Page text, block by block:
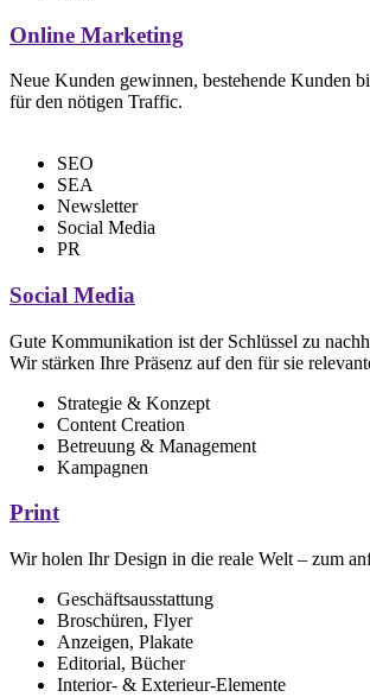
Online Marketing
Neue Kunden gewinnen, bestehende Kunden
für den nötigen Traffic.
SEO
SEA
Newsletter
Social Media
PR
Social Media
Gute Kommunikation ist der Schlüssel zu
Wir stärken Ihre Präsenz auf den für sie
Strategie & Konzept
Content Creation
Betreuung & Management
Kampagnen
Print
Wir holen Ihr Design in die reale Welt – zum
Geschäftsausstattung
Broschüren, Flyer
Anzeigen, Plakate
Editorial, Bücher
Interior- & Exterieur-Elemente